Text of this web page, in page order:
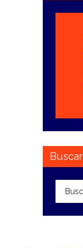
Buscar
Buscar: